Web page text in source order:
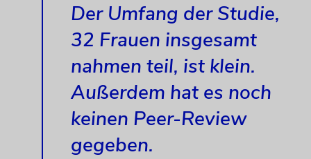
Der Umfang der Studie,
32 Frauen insgesamt
nahmen teil, ist klein.
Außerdem hat es noch
keinen Peer-Review
gegeben.